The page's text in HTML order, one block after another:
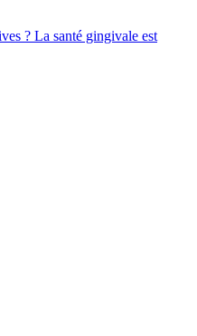
? La santé gingivale est